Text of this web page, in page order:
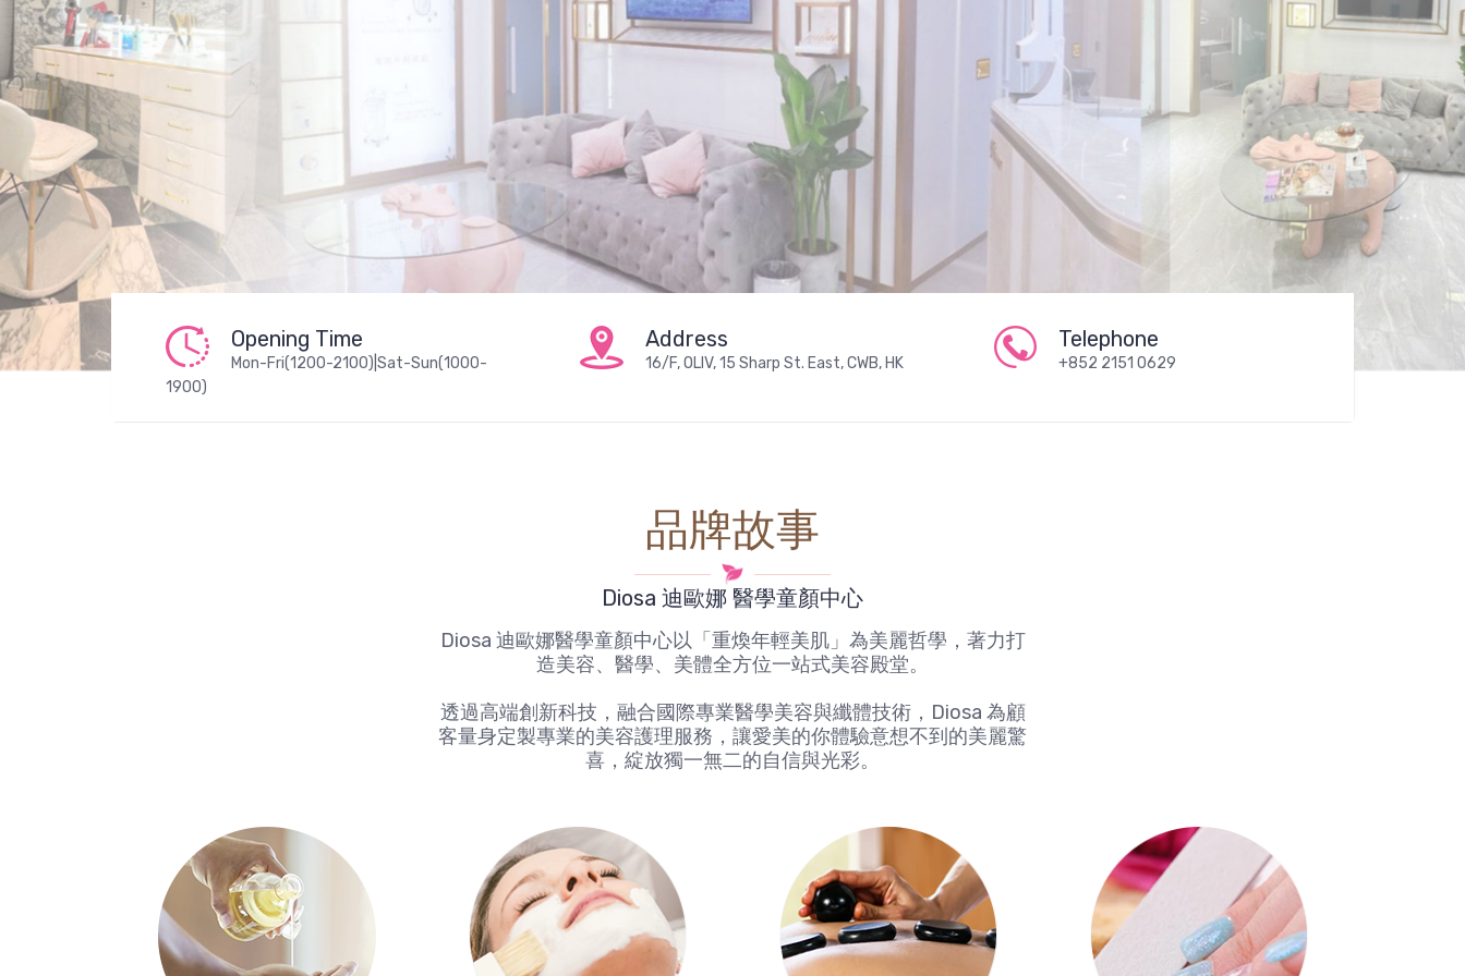
立即預約 展現光彩
Whatsapp Us
Opening Time
Mon-Fri(1200-2100)|Sat-Sun(1000-
1900)
Address
16/F, OLIV, 15 Sharp St. East, CWB, HK
Telephone
+852 2151 0629
品牌故事
Diosa 迪歐娜 醫學童顏中心
Diosa 迪歐娜醫學童顏中心以「重煥年輕美肌」為美麗哲學，著力打
造美容、醫學、美體全方位一站式美容殿堂。
透過高端創新科技，融合國際專業醫學美容與纖體技術，Diosa 為顧
客量身定製專業的美容護理服務，讓愛美的你體驗意想不到的美麗驚
喜，綻放獨一無二的自信與光彩。